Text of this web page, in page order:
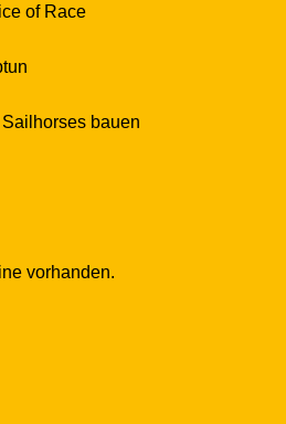
of Race
bauen
vorhanden.